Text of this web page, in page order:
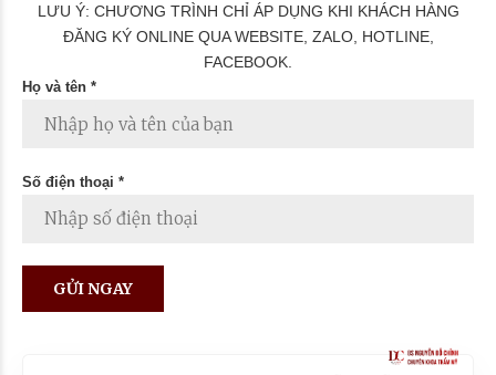
LƯU Ý: CHƯƠNG TRÌNH CHỈ ÁP DỤNG KHI KHÁCH HÀNG
ĐĂNG KÝ ONLINE QUA WEBSITE, ZALO, HOTLINE,
FACEBOOK.
Họ và tên *
Số điện thoại *